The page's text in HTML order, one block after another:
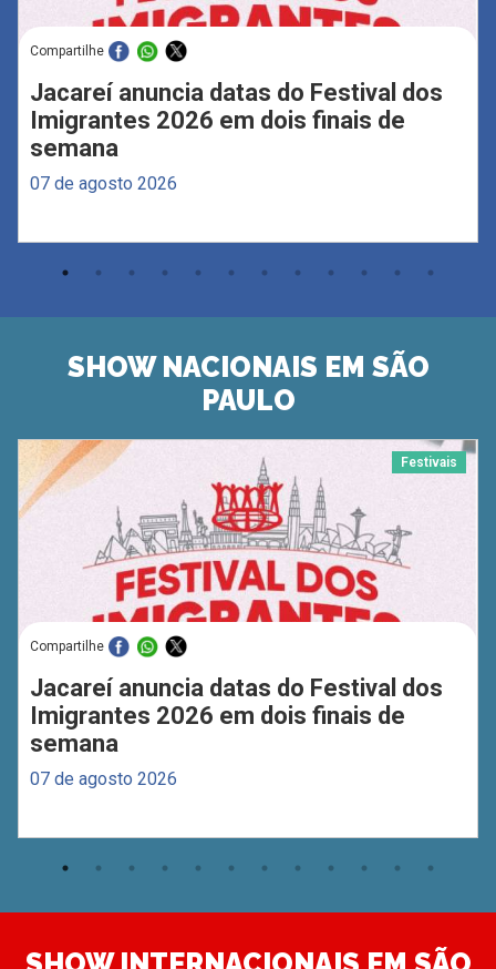
Compartilhe
Jacareí anuncia datas do Festival dos
Imigrantes 2026 em dois finais de
semana
07 de agosto 2026
SHOW NACIONAIS EM SÃO
PAULO
Festivais
Compartilhe
Jacareí anuncia datas do Festival dos
Imigrantes 2026 em dois finais de
semana
07 de agosto 2026